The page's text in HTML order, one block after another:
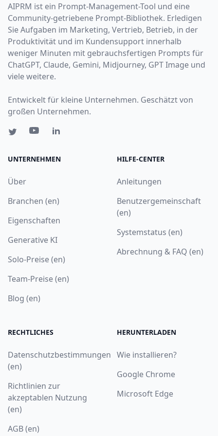
AIPRM ist ein Prompt-Management-Tool und eine
Community-getriebene Prompt-Bibliothek. Erledigen
Sie Aufgaben im Marketing, Vertrieb, Betrieb, in der
Produktivität und im Kundensupport innerhalb
weniger Minuten mit gebrauchsfertigen Prompts für
ChatGPT, Claude, Gemini, Midjourney, GPT Image und
viele weitere.
Entwickelt für kleine Unternehmen. Geschätzt von
großen Unternehmen.
UNTERNEHMEN
Über
Branchen (en)
Eigenschaften
Generative KI
Solo-Preise (en)
Team-Preise (en)
Blog (en)
HILFE-CENTER
Anleitungen
Benutzergemeinschaft
(en)
Systemstatus (en)
Abrechnung & FAQ (en)
RECHTLICHES
Datenschutzbestimmungen
(en)
Richtlinien zur
akzeptablen Nutzung
(en)
AGB (en)
HERUNTERLADEN
Wie installieren?
Google Chrome
Microsoft Edge